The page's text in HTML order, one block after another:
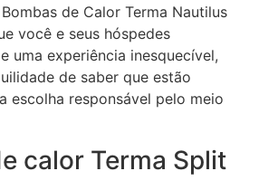
de Calor Terma Nautilus
você e seus hóspedes
uma experiência inesquecível,
de saber que estão
escolha responsável pelo meio
calor Terma Split